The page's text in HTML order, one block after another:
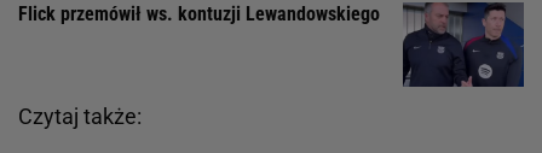
Czytaj także:
Flick przemówił ws. kontuzji Lewandowskiego